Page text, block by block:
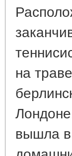
на
вышла